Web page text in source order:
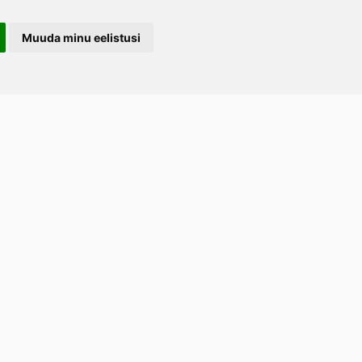
Muuda minu eelistusi